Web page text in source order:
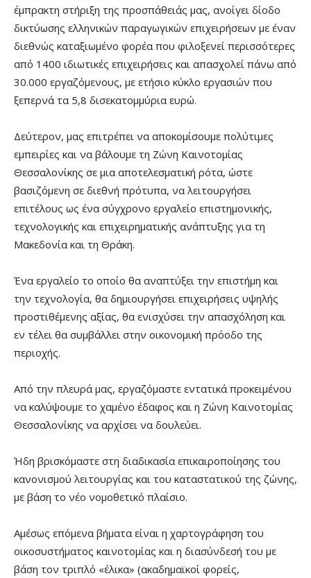
έμπρακτη στήριξη της προσπάθειάς μας, ανοίγει δίοδο
δικτύωσης ελληνικών παραγωγικών επιχειρήσεων με έναν
διεθνώς καταξιωμένο φορέα που φιλοξενεί περισσότερες
από 1400 ιδιωτικές επιχειρήσεις και απασχολεί πάνω από
30.000 εργαζόμενους, με ετήσιο κύκλο εργασιών που
ξεπερνά τα 5,8 δισεκατομμύρια ευρώ.
Δεύτερον, μας επιτρέπει να αποκομίσουμε πολύτιμες
εμπειρίες και να βάλουμε τη Ζώνη Καινοτομίας
Θεσσαλονίκης σε μια αποτελεσματική ρότα, ώστε
βασιζόμενη σε διεθνή πρότυπα, να λειτουργήσει
επιτέλους ως ένα σύγχρονο εργαλείο επιστημονικής,
τεχνολογικής και επιχειρηματικής ανάπτυξης για τη
Μακεδονία και τη Θράκη.
Ένα εργαλείο το οποίο θα αναπτύξει την επιστήμη και
την τεχνολογία, θα δημιουργήσει επιχειρήσεις υψηλής
προστιθέμενης αξίας, θα ενισχύσει την απασχόληση και
εν τέλει θα συμβάλλει στην οικονομική πρόοδο της
περιοχής.
Από την πλευρά μας, εργαζόμαστε εντατικά προκειμένου
να καλύψουμε το χαμένο έδαφος και η Ζώνη Καινοτομίας
Θεσσαλονίκης να αρχίσει να δουλεύει.
Ήδη βρισκόμαστε στη διαδικασία επικαιροποίησης του
κανονισμού λειτουργίας και του καταστατικού της ζώνης,
με βάση το νέο νομοθετικό πλαίσιο.
Αμέσως επόμενα βήματα είναι η χαρτογράφηση του
οικοσυστήματος καινοτομίας και η διασύνδεσή του με
βάση τον τριπλό «έλικα» (ακαδημαϊκοί φορείς,